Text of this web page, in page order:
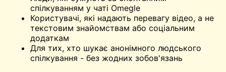
спілкуванням у чаті Omegle
Користувачі, які надають перевагу відео, а не
текстовим знайомствам або соціальним
додаткам
Для тих, хто шукає анонімного людського
спілкування - без жодних зобов'язань